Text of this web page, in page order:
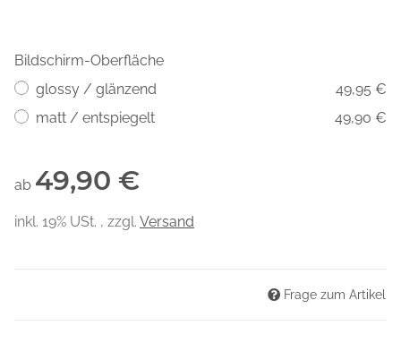
Bildschirm-Oberfläche
glossy / glänzend
49,95 €
matt / entspiegelt
49,90 €
ab 49,90 €
inkl. 19% USt. , zzgl. Versand
Frage zum Artikel